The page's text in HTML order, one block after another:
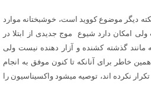
دیگر موضوع کووید است، خوشبختانه موارد
امکان دارد شیوع موج جدیدی از ابتلا در
گذشته کشنده و آزار دهنده نیست ولی
خاطر برای آنانکه تا کنون موفق به انجام
نکرده اند، توصیه میشود واکسیناسیون را